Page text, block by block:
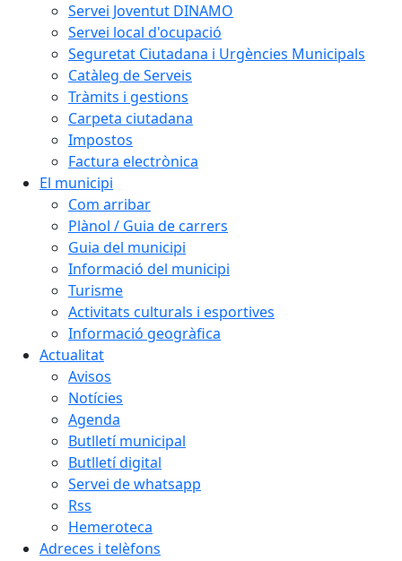
Servei Joventut DINAMO
Servei local d'ocupació
Seguretat Ciutadana i Urgències Municipals
Catàleg de Serveis
Tràmits i gestions
Carpeta ciutadana
Impostos
Factura electrònica
El municipi
Com arribar
Plànol / Guia de carrers
Guia del municipi
Informació del municipi
Turisme
Activitats culturals i esportives
Informació geogràfica
Actualitat
Avisos
Notícies
Agenda
Butlletí municipal
Butlletí digital
Servei de whatsapp
Rss
Hemeroteca
Adreces i telèfons